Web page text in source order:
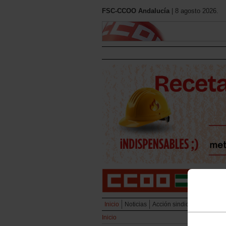
FSC-CCOO Andalucía | 8 agosto 2026.
Inicio Noticias Acción sindical
Inicio